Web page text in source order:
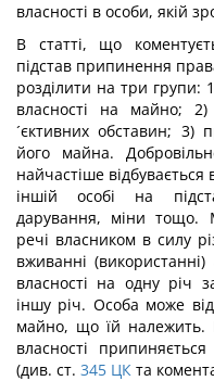
власності в особи, якій
В статті, що
підстав припинення
розділити на три групи:
власності на майно;
´єктивних обставин; 3)
його майна.
найчастіше відбувається
іншій особі на
дарування, міни тощо.
речі власником в силу
вживанні
власності на одну річ
іншу річ. Особа може
майно, що їй належить.
власності
(див. ст. 345 ЦК та